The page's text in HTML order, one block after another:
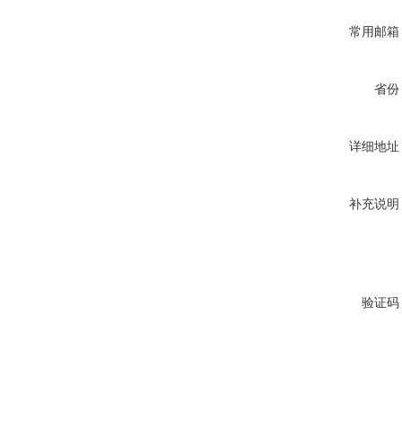
常用邮箱
省份
详细地址
补充说明
验证码